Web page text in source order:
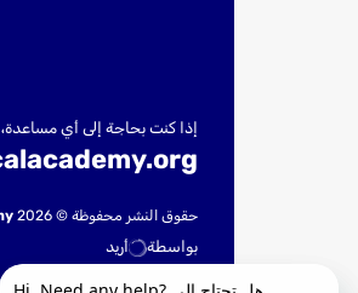
إذا كنت بحاجة إلى أي مساعدة،
حقوق النشر محفوظة © 2026
بواسطة أريد